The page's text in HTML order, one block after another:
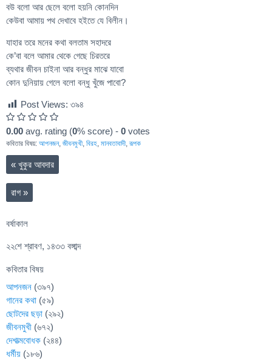
বউ বলো আর ছেলে বলো হয়নি কোনদিন
কেউবা আমায় পথ দেখাবে হইতে যে বিলীন।
যাহার তরে মনের কথা বলতাম সহাদরে
কে’বা বলে আমার থেকে গেছে চিরতরে
ব্যথার জীবন চাইনা আর বন্ধুর মাঝে যাবো
কোন দুনিয়ায় গেলে বলো বন্ধু খুঁজে পাবো?
Post Views: ৩৯৪
0.00 avg. rating (0% score) - 0 votes
কবিতার বিষয়: আপনজন, জীবনমুখী, বিরহ, মানবতাবাদী,রূপক
« খুকুর আবদার
রাগ »
বর্ষাকাল
২২শে শ্রাবণ, ১৪৩৩ বঙ্গাব্দ
কবিতার বিষয়
আপনজন (৩৯৭)
গানের কথা (৫৯)
ছোটদের ছড়া (২৯২)
জীবনমুখী (৬৭২)
দেশাত্মবোধক (২৪৪)
ধর্মীয় (১৮৬)